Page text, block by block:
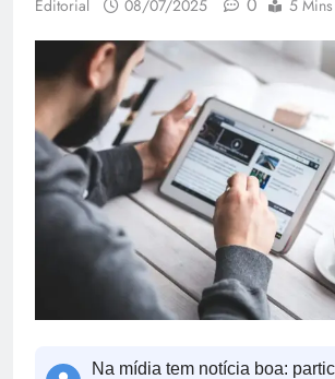
Editorial
08/07/2025 5 Mins
Na mídia tem notícia boa: